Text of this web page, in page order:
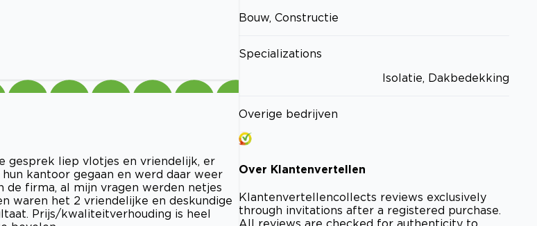
gesprek liep vlotjes en vriendelijk, er
kantoor gegaan en werd daar weer
firma, al mijn vragen werden netjes
waren het 2 vriendelijke en deskundige
Prijs/kwaliteitverhouding is heel
Bouw, Constructie
Specializations
Isolatie, Dakbedekking
Overige bedrijven
Over Klantenvertellen
Klantenvertellencollects reviews exclusively
through invitations after a registered purchase.
All reviews are checked for authenticity to